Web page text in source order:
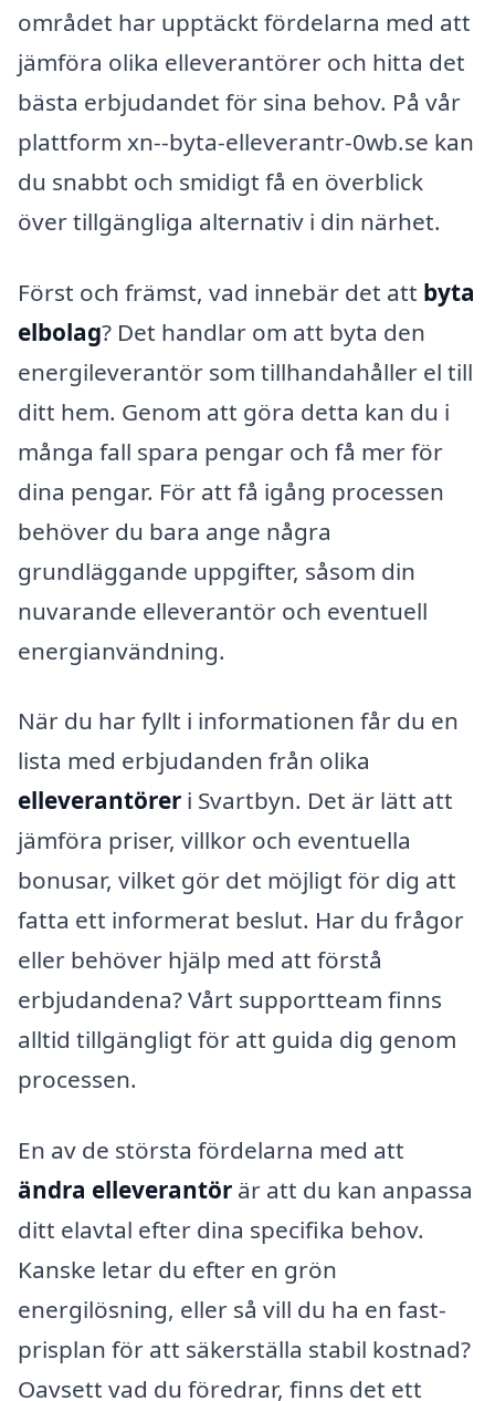
området har upptäckt fördelarna med att
jämföra olika elleverantörer och hitta det
bästa erbjudandet för sina behov. På vår
plattform xn--byta-elleverantr-0wb.se kan
du snabbt och smidigt få en överblick
över tillgängliga alternativ i din närhet.
Först och främst, vad innebär det att byta
elbolag? Det handlar om att byta den
energileverantör som tillhandahåller el till
ditt hem. Genom att göra detta kan du i
många fall spara pengar och få mer för
dina pengar. För att få igång processen
behöver du bara ange några
grundläggande uppgifter, såsom din
nuvarande elleverantör och eventuell
energianvändning.
När du har fyllt i informationen får du en
lista med erbjudanden från olika
elleverantörer i Svartbyn. Det är lätt att
jämföra priser, villkor och eventuella
bonusar, vilket gör det möjligt för dig att
fatta ett informerat beslut. Har du frågor
eller behöver hjälp med att förstå
erbjudandena? Vårt supportteam finns
alltid tillgängligt för att guida dig genom
processen.
En av de största fördelarna med att
ändra elleverantör är att du kan anpassa
ditt elavtal efter dina specifika behov.
Kanske letar du efter en grön
energilösning, eller så vill du ha en fast-
prisplan för att säkerställa stabil kostnad?
Oavsett vad du föredrar, finns det ett